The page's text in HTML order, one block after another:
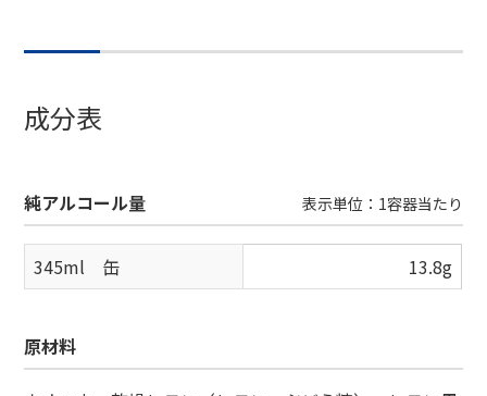
成分表
純アルコール量 表示単位：1容器当たり
345ml 缶 13.8g
原材料